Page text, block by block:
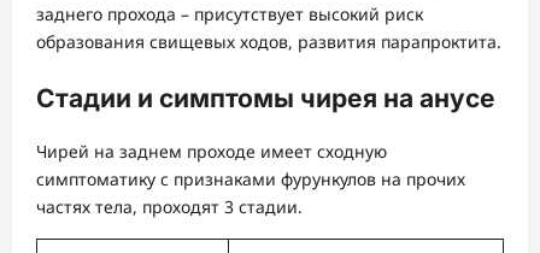
заднего прохода – присутствует высокий риск
образования свищевых ходов, развития парапроктита.
Стадии и симптомы чирея на анусе
Чирей на заднем проходе имеет сходную
симптоматику с признаками фурункулов на прочих
частях тела, проходят 3 стадии.